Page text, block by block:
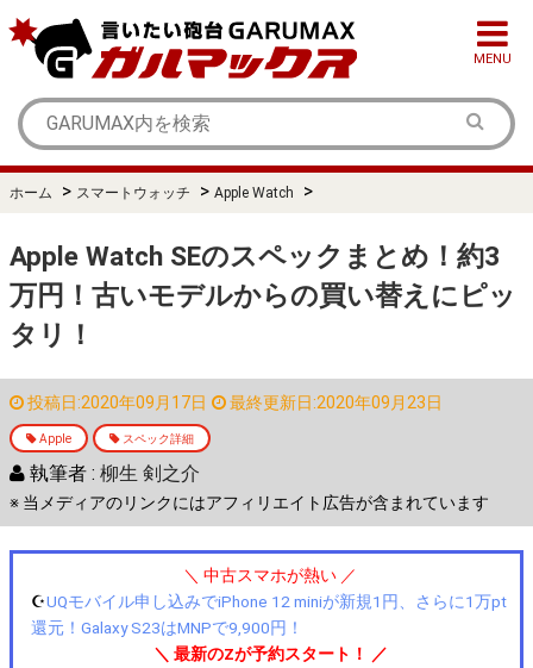
MENU
ホーム > スマートウォッチ > Apple Watch >
Apple Watch SEのスペックまとめ！約3
万円！古いモデルからの買い替えにピッ
タリ！
投稿日:2020年09月17日 最終更新日:2020年09月23日
Apple スペック詳細
執筆者 : 柳生 剣之介
※ 当メディアのリンクにはアフィリエイト広告が含まれています
＼ 中古スマホが熱い ／
☪️UQモバイル申し込みでiPhone 12 miniが新規1円、さらに1万pt
還元！Galaxy S23はMNPで9,900円！
＼ 最新のZが予約スタート！ ／